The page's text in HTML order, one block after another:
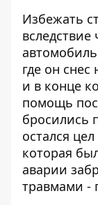
Избежать
где он
и в конце
помощь
бросились
остался
которая
аварии
травмами -